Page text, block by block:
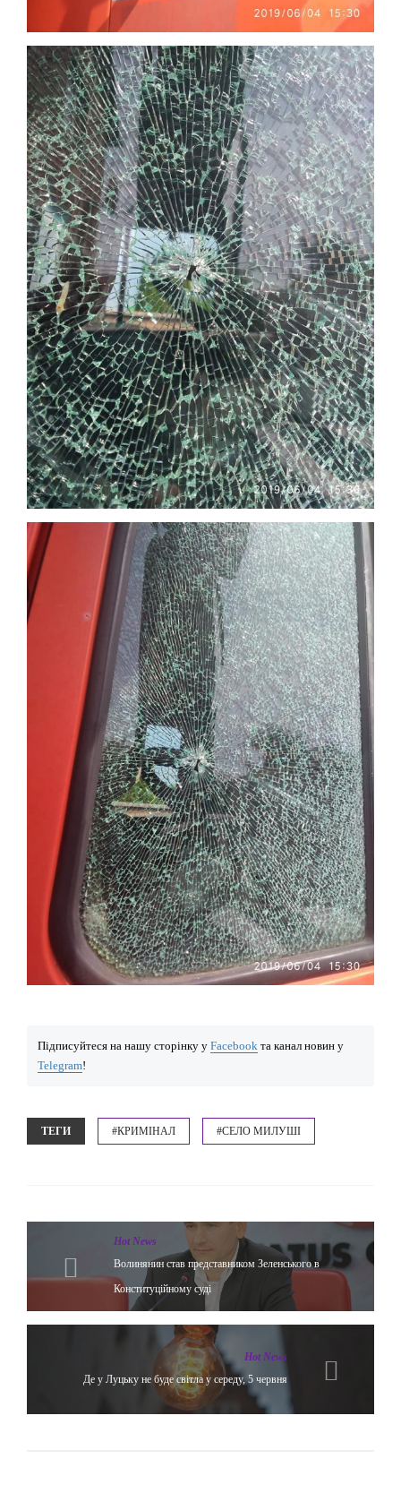
Підписуйтеся на нашу сторінку у Facebook та канал новин у
Telegram!
ТЕГИ #КРИМІНАЛ #СЕЛО МИЛУШІ
Hot News
Волинянин став представником Зеленського в
Конституційному суді
Hot News
Де у Луцьку не буде світла у середу, 5 червня